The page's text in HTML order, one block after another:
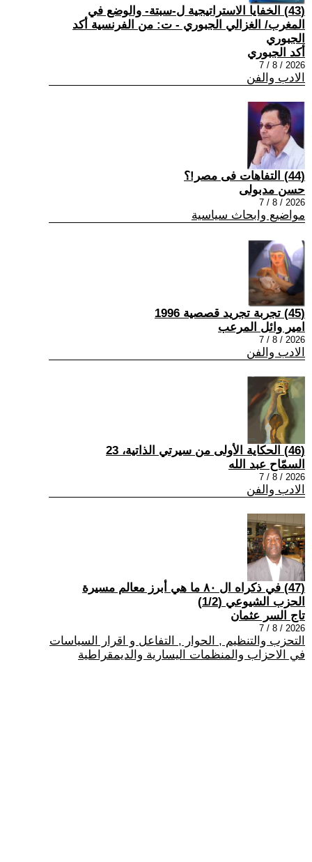
(43) الخفايا الاستراتيجية ل-سبتة- والوضع في
المغرب/ الغزالي الجبوري - ت: من الفرنسية أكد
الجبوري
أكد الجبوري
2026 / 8 / 7
الادب والفن
(44) التفاهات فى مصر!؟
حسن مدبولى
2026 / 8 / 7
مواضيع وابحاث سياسية
(45) تجربة تجريد قصصية 1996
امير وائل المرعب
2026 / 8 / 7
الادب والفن
(46) الحكاية الأولى من سيرتي الذاتية، 23
السمّاح عبد الله
2026 / 8 / 7
الادب والفن
(47) في ذكراه ال ٨٠ ما هي أبرز معالم مسيرة
الحزب الشيوعي (1/2)
تاج السر عثمان
2026 / 8 / 7
التحزب والتنظيم , الحوار , التفاعل و اقرار السياسات
في الاحزاب والمنظمات اليسارية والديمقراطية